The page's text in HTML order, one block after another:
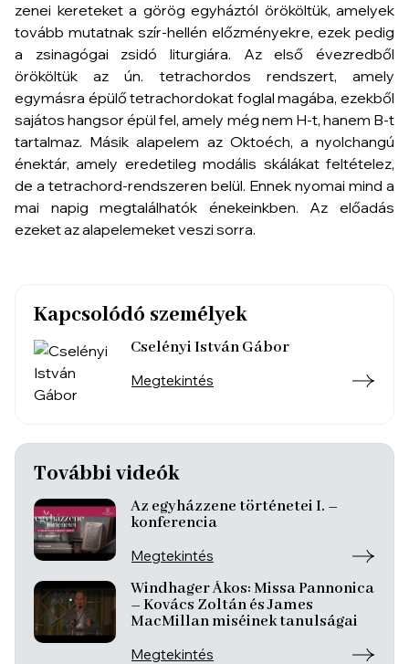
zenei kereteket a görög egyháztól örököltük, amelyek
tovább mutatnak szír-hellén előzményekre, ezek pedig
a zsinagógai zsidó liturgiára. Az első évezredből
örököltük az ún. tetrachordos rendszert, amely
egymásra épülő tetrachordokat foglal magába, ezekből
sajátos hangsor épül fel, amely még nem H-t, hanem B-t
tartalmaz. Másik alapelem az Oktoéch, a nyolchangú
énektár, amely eredetileg modális skálákat feltételez,
de a tetrachord-rendszeren belül. Ennek nyomai mind a
mai napig megtalálhatók énekeinkben. Az előadás
ezeket az alapelemeket veszi sorra.
Kapcsolódó személyek
Cselényi István Gábor
Megtekintés
További videók
Az egyházzene történetei I. –
konferencia
Megtekintés
Windhager Ákos: Missa Pannonica
– Kovács Zoltán és James
MacMillan miséinek tanulságai
Megtekintés